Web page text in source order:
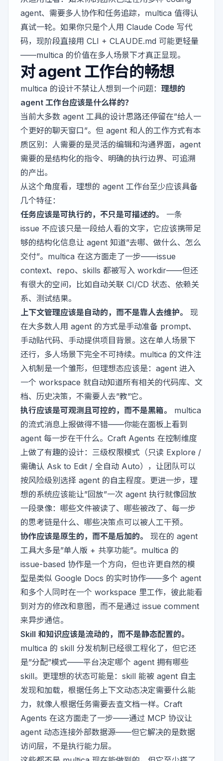
agent、需要多人协作和任务追踪，multica 值得认
真试一轮。如果你只是个人用 Claude Code 写代
码，现阶段直接用 CLI + CLAUDE.md 可能更轻量
——multica 的价值在多人场景下才真正显现。
对 agent 工作台的畅想
multica 的设计不禁让人想到一个问题： 理想的
agent 工作台应该是什么样的？
当前大多数 agent 工具的设计思路还停留在”给人一
个更好的聊天窗口”。但 agent 和人的工作方式有本
质区别：人需要的是灵活的编辑和沟通界面，agent
需要的是结构化的指令、明确的执行边界、可追溯
的产出。
从这个角度看，理想的 agent 工作台至少应该具备
几个特征：
任务应该是可执行的，不只是可描述的。
一条
issue 不应该只是一段给人看的文字，它应该携带足
够的结构化信息让 agent 知道”去哪、做什么、怎么
交付”。multica 在这方面走了一步——issue
context、repo、skills 都被写入 workdir——但还
有很大的空间，比如自动关联 CI/CD 状态、依赖关
系、测试结果。
上下文管理应该是自动的，而不是靠人去维护。
现
在大多数人用 agent 的方式是手动准备 prompt、
手动贴代码、手动提供项目背景。这在单人场景下
还行，多人场景下完全不可持续。multica 的文件注
入机制是一个雏形，但理想态应该是：agent 进入
一个 workspace 就自动知道所有相关的代码库、文
档、历史决策，不需要人去”教”它。
执行应该是可观测且可控的，而不是黑箱。
multica
的流式消息上报做得不错——你能在面板上看到
agent 每一步在干什么。Craft Agents 在控制维度
上做了有趣的设计：三级权限模式（只读 Explore /
需确认 Ask to Edit / 全自动 Auto），让团队可以
按风险级别选择 agent 的自主程度。更进一步，理
想的系统应该能让”回放”一次 agent 执行就像回放
一段录像：哪些文件被读了、哪些被改了、每一步
的思考链是什么、哪些决策点可以被人工干预。
协作应该是原生的，而不是后加的。
现在的 agent
工具大多是”单人版 + 共享功能”。multica 的
issue-based 协作是一个方向，但也许更自然的模
型是类似 Google Docs 的实时协作——多个 agent
和多个人同时在一个 workspace 里工作，彼此能看
到对方的修改和意图，而不是通过 issue comment
来异步通信。
Skill 和知识应该是流动的，而不是静态配置的。
multica 的 skill 分发机制已经很工程化了，但它还
是”分配”模式——平台决定哪个 agent 拥有哪些
skill。更理想的状态可能是：skill 能被 agent 自主
发现和加载，根据任务上下文动态决定需要什么能
力，就像人根据任务需要去查文档一样。Craft
Agents 在这方面走了一步——通过 MCP 协议让
agent 动态连接外部数据源——但它解决的是数据
访问层，不是执行能力层。